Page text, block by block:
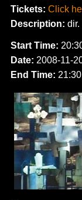
Tickets: Click
Description:
Start Time:
Date: 2008-11-
End Time: 21:30